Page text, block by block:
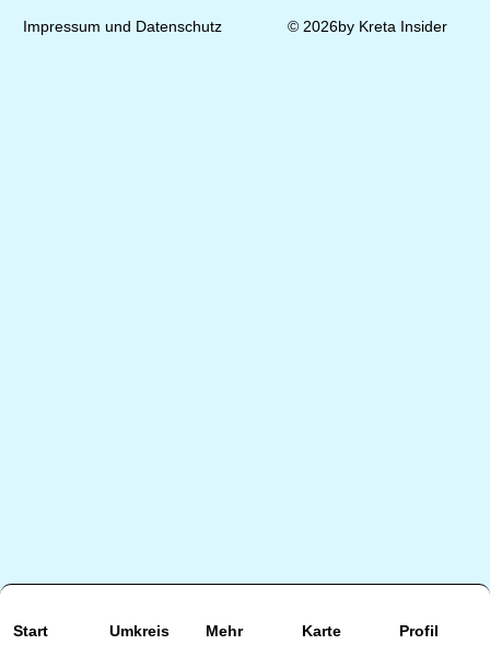
Start Umkreis Mehr Karte Profil
Impressum und Datenschutz © 2026by Kreta Insider